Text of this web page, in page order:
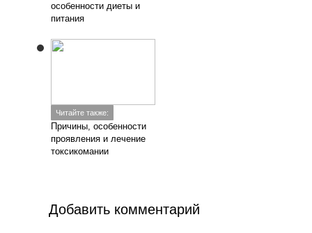
особенности диеты и
питания
Читайте также:
Причины, особенности
проявления и лечение
токсикомании
Добавить комментарий